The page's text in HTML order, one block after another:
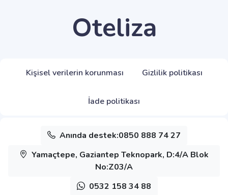
Oteliza
Kişisel verilerin korunması Gizlilik politikası
İade politikası
Anında destek:0850 888 74 27
Yamaçtepe, Gaziantep Teknopark, D:4/A Blok
No:Z03/A
0532 158 34 88